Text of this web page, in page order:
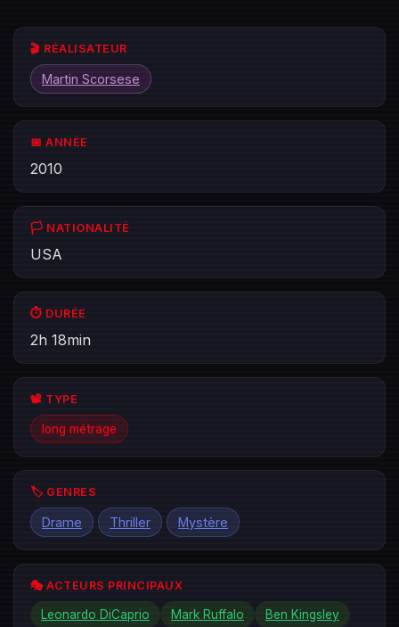
🎬 RÉALISATEUR
Martin Scorsese
📅 ANNÉE
2010
🏳️ NATIONALITÉ
USA
⏱️ DURÉE
2h 18min
📽️ TYPE
long métrage
🏷️ GENRES
Drame Thriller Mystère
🎭 ACTEURS PRINCIPAUX
Leonardo DiCaprio Mark Ruffalo Ben Kingsley